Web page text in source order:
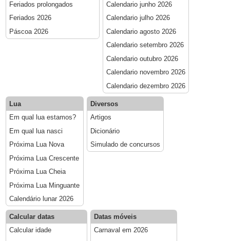
Feriados prolongados
Feriados 2026
Páscoa 2026
Calendario junho 2026
Calendario julho 2026
Calendario agosto 2026
Calendario setembro 2026
Calendario outubro 2026
Calendario novembro 2026
Calendario dezembro 2026
Lua
Em qual lua estamos?
Em qual lua nasci
Próxima Lua Nova
Próxima Lua Crescente
Próxima Lua Cheia
Próxima Lua Minguante
Calendário lunar 2026
Diversos
Artigos
Dicionário
Simulado de concursos
Calcular datas
Calcular idade
Datas móveis
Carnaval em 2026